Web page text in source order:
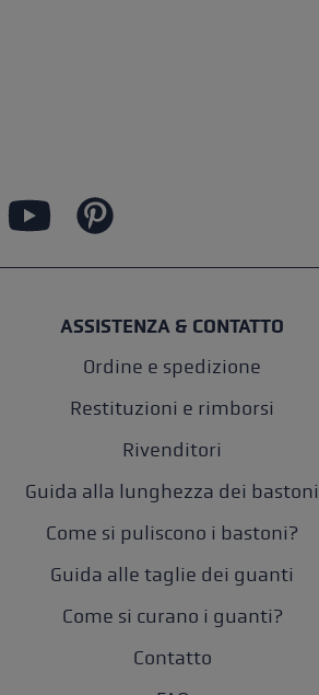
ASSISTENZA & CONTATTO
Ordine e spedizione
Restituzioni e rimborsi
Rivenditori
Guida alla lunghezza dei bastoni
Come si puliscono i bastoni?
Guida alle taglie dei guanti
Come si curano i guanti?
Contatto